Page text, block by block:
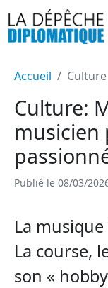
Accueil Culture
Culture:
musicien
Publié le 08/03/
La musique
La course,
son «